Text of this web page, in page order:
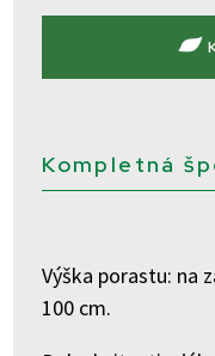
Kompletná
Výška porastu: na
100 cm.